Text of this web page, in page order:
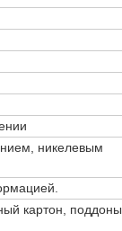
никелевым
картон, поддоны.